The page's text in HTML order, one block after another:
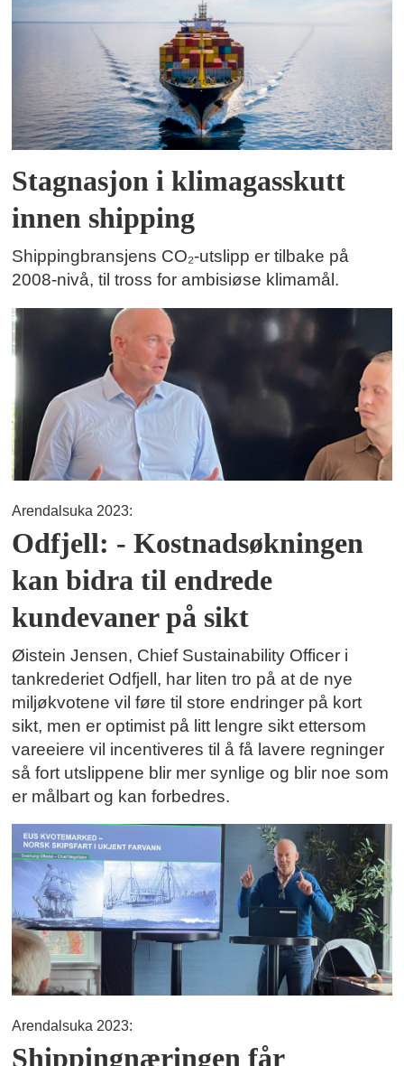
Stagnasjon i klimagasskutt
innen shipping
Shippingbransjens CO₂-utslipp er tilbake på
2008-nivå, til tross for ambisiøse klimamål.
Arendalsuka 2023:
Odfjell: - Kostnadsøkningen
kan bidra til endrede
kundevaner på sikt
Øistein Jensen, Chief Sustainability Officer i
tankrederiet Odfjell, har liten tro på at de nye
miljøkvotene vil føre til store endringer på kort
sikt, men er optimist på litt lengre sikt ettersom
vareeiere vil incentiveres til å få lavere regninger
så fort utslippene blir mer synlige og blir noe som
er målbart og kan forbedres.
Arendalsuka 2023:
Shippingnæringen får